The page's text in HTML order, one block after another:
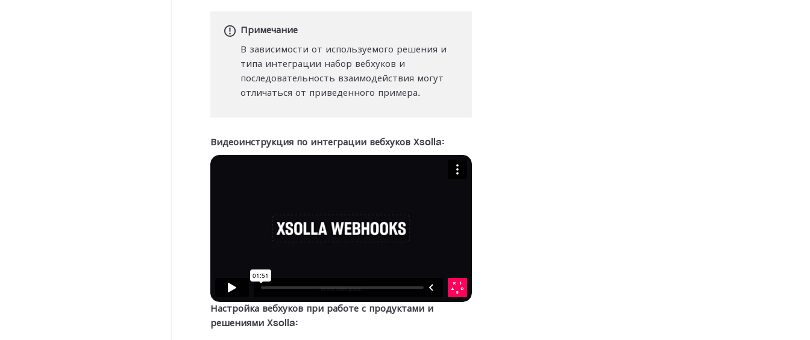
Примечание
В зависимости от используемого решения и
типа интеграции набор вебхуков и
последовательность взаимодействия могут
отличаться от приведенного примера.
Видеоинструкция по интеграции вебхуков Xsolla:
Настройка вебхуков при работе с продуктами и
решениями Xsolla: